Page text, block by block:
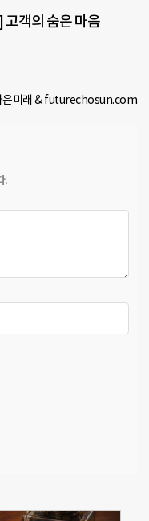
고객의 숨은 마음
미래 & futurechosun.com